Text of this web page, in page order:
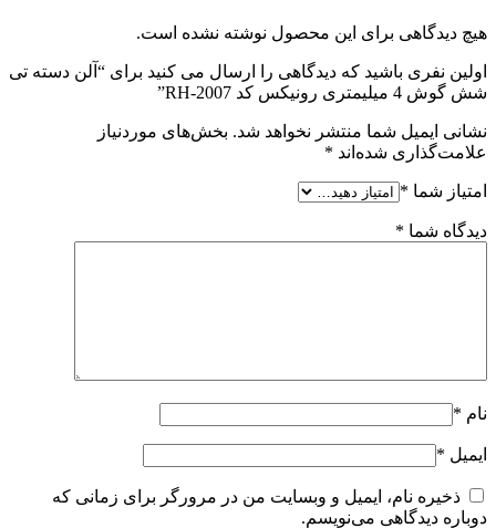
هیچ دیدگاهی برای این محصول نوشته نشده است.
اولین نفری باشید که دیدگاهی را ارسال می کنید برای “آلن دسته تی
شش گوش 4 میلیمتری رونیکس کد RH-2007”
نشانی ایمیل شما منتشر نخواهد شد. بخش‌های موردنیاز
علامت‌گذاری شده‌اند *
امتیاز شما *
دیدگاه شما *
نام *
ایمیل *
ذخیره نام، ایمیل و وبسایت من در مرورگر برای زمانی که
دوباره دیدگاهی می‌نویسم.